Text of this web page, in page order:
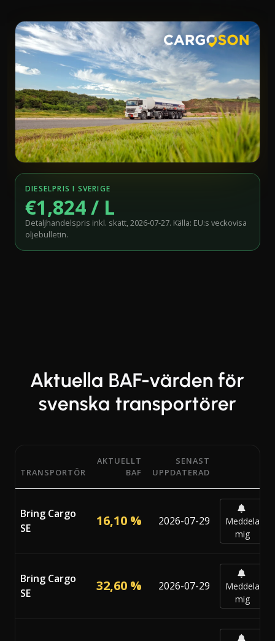
DIESELPRIS I SVERIGE
€1,824 / L
Detaljhandelspris inkl. skatt, 2026-07-27. Källa: EU:s veckovisa
oljebulletin.
Aktuella BAF-värden för
svenska transportörer
Aktuella BAF-procentsatser (Bunker Adjustment
TRANSPORTÖR
AKTUELLT
BAF
SENAST
UPPDATERAD
Bring Cargo
SE
16,10 % 2026-07-29
Meddela
mig
Bring Cargo
SE
32,60 % 2026-07-29
Meddela
mig